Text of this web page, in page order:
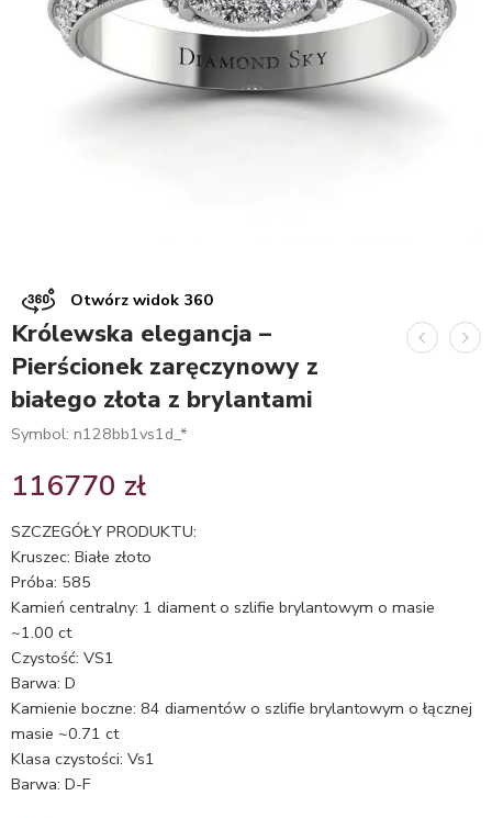
Otwórz widok 360
Królewska elegancja –
Pierścionek zaręczynowy z
białego złota z brylantami
Symbol: n128bb1vs1d_*
116770 zł
SZCZEGÓŁY PRODUKTU:
Kruszec: Białe złoto
Próba: 585
Kamień centralny: 1 diament o szlifie brylantowym o masie
~1.00 ct
Czystość: VS1
Barwa: D
Kamienie boczne: 84 diamentów o szlifie brylantowym o łącznej
masie ~0.71 ct
Klasa czystości: Vs1
Barwa: D-F